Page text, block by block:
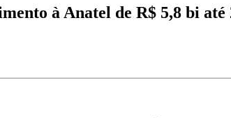
à Anatel de R$ 5,8 bi até